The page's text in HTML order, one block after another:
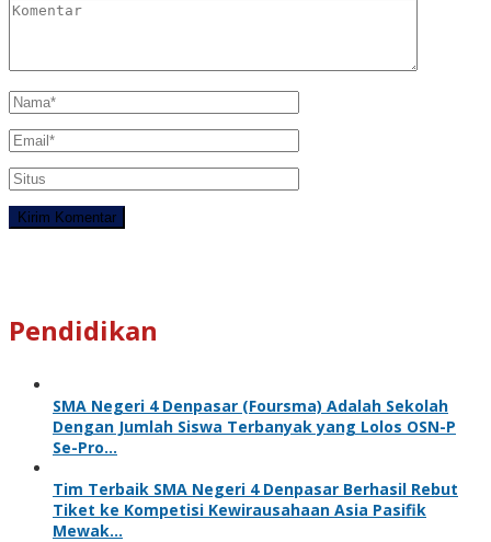
Pendidikan
SMA Negeri 4 Denpasar (Foursma) Adalah Sekolah
Dengan Jumlah Siswa Terbanyak yang Lolos OSN-P
Se-Pro…
Tim Terbaik SMA Negeri 4 Denpasar Berhasil Rebut
Tiket ke Kompetisi Kewirausahaan Asia Pasifik
Mewak…